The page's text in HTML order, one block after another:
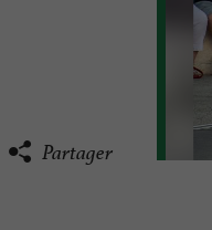
Partager